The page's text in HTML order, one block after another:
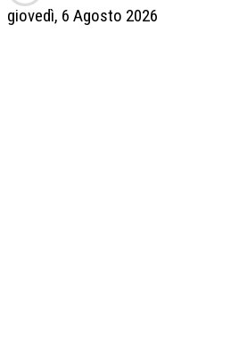
giovedì, 6 Agosto 2026